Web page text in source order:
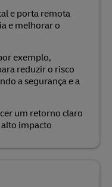
e porta remota
e melhorar o
exemplo,
reduzir o risco
a segurança e a
um retorno claro
alto impacto